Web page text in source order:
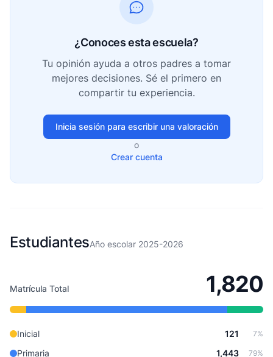
¿Conoces esta escuela?
Tu opinión ayuda a otros padres a tomar
mejores decisiones. Sé el primero en
compartir tu experiencia.
Inicia sesión para escribir una valoración
o
Crear cuenta
EstudiantesAño escolar 2025-2026
Matrícula Total 1,820
Inicial 121 7%
Primaria 1,443 79%